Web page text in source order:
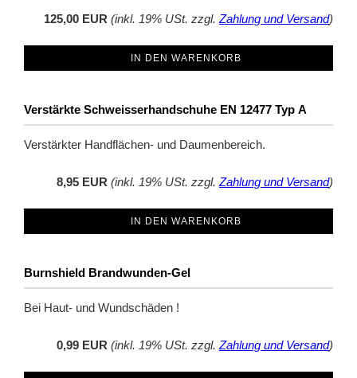
125,00 EUR (inkl. 19% USt. zzgl.Zahlung und Versand)
IN DEN WARENKORB
Verstärkte Schweisserhandschuhe EN 12477 Typ A
Verstärkter Handflächen- und Daumenbereich.
8,95 EUR (inkl. 19% USt. zzgl.Zahlung und Versand)
IN DEN WARENKORB
Burnshield Brandwunden-Gel
Bei Haut- und Wundschäden !
0,99 EUR (inkl. 19% USt. zzgl.Zahlung und Versand)